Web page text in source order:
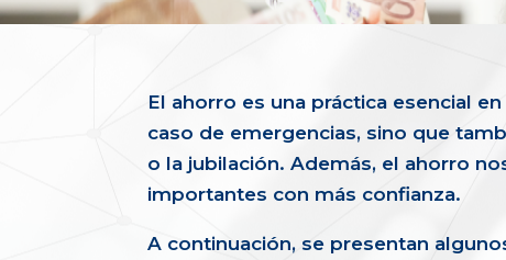
El ahorro es una práctica esencial
caso de emergencias, sino que
o la jubilación. Además, el ahorro
importantes con más confianza.
A continuación, se presentan